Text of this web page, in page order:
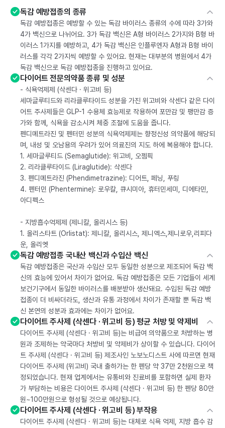
독감 예방접종의 종류
독감 예방접종은 예방할 수 있는 독감 바이러스 종류의 수에 따라 3가와
4가 백신으로 나뉘어요. 3가 독감 백신은 A형 바이러스 2가지와 B형 바
이러스 1가지를 예방하고, 4가 독감 백신은 인플루엔자 A형과 B형 바이
러스를 각각 2가지씩 예방할 수 있어요. 현재는 대부분의 병원에서 4가
독감 백신으로 독감 예방접종을 진행하고 있어요.
다이어트 전문의약품 종류 및 성분
- 식욕억제제 (삭센다 · 위고비 등)
세마글루티드와 리라클루타이드 성분을 가진 위고비와 삭센다 같은 다이
어트 주사제들은 GLP-1 수용체 효능제로 작용하여 포만감 및 팽만감 증
가와 함께, 식욕을 감소시켜 체중 조절에 도움을 줍니다.
펜디메트라진 및 펜터민 성분의 식욕억제제는 향정신성 의약품에 해당되
며, 내성 및 오남용의 우려가 있어 의료진의 지도 하에 복용해야 합니다.
1. 세마글루티드 (Semaglutide): 위고비, 오젬픽
2. 리라클루타이드 (Liraglutide): 삭센다
3. 펜디메트라진 (Phendimetrazine): 디어트, 페닝, 푸링
4. 펜터민 (Phentermine): 로우칼, 큐시미아, 휴터민세미, 디에타민,
아디펙스
- 지방흡수억제제 (제니칼, 올리시스 등)
1. 올리스타트 (Orlistat): 제니칼, 올리시스, 제니엑스,제니로우,리피다
운, 올리엣
독감 예방접종 국내산 백신과 수입산 백신
독감 예방접종은 국산과 수입산 모두 동일한 성분으로 제조되어 독감 백
신의 효능에 있어서 차이가 없어요. 독감 예방접종은 모든 기업들이 세계
보건기구에서 동일한 바이러스를 배분받아 생산돼요. 수입된 독감 예방
접종이 더 비싸더라도, 생산과 유통 과정에서 차이가 존재할 뿐 독감 백
신 본연의 성분과 효과에는 차이가 없어요.
다이어트 주사제 (삭센다 · 위고비 등) 평균 처방 및 약제비
다이어트 주사제 (삭센다 · 위고비 등)는 비급여 의약품으로 처방하는 병
원과 조제하는 약국마다 처방비 및 약제비가 상이할 수 있습니다. 다이어
트 주사제 (삭센다 · 위고비 등) 제조사인 노보노디스트 사에 따르면 현재
다이어트 주사제 (위고비) 국내 출하가는 한 펜당 약 37만 2천원으로 책
정되었습니다. 현재 업계에서는 유통비와 진료비를 포함하면 실제 환자
가 부담하는 비용은 다이어트 주사제 (삭센다 · 위고비 등) 한 펜당 80만
원~100만원으로 형성될 것으로 예상됩니다.
다이어트 주사제 (삭센다 · 위고비 등) 부작용
다이어트 주사제 (삭센다 · 위고비 등)는 대체로 식욕 억제, 지방 흡수 감